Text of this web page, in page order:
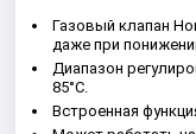
Газовый клапан
даже при
Диапазон
85°C.
Встроенная